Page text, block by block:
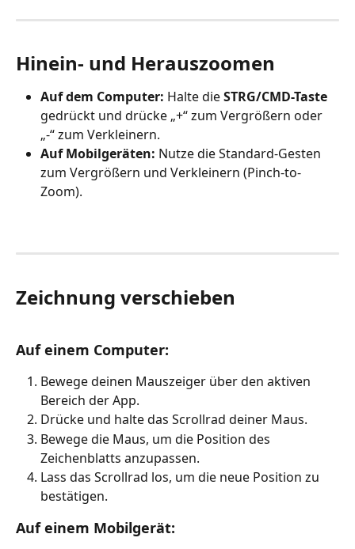
Hinein- und Herauszoomen
Auf dem Computer: Halte die STRG/CMD-Taste
gedrückt und drücke „+“ zum Vergrößern oder
„-“ zum Verkleinern.
Auf Mobilgeräten: Nutze die Standard-Gesten
zum Vergrößern und Verkleinern (Pinch-to-
Zoom).
Zeichnung verschieben
Auf einem Computer:
Bewege deinen Mauszeiger über den aktiven
Bereich der App.
Drücke und halte das Scrollrad deiner Maus.
Bewege die Maus, um die Position des
Zeichenblatts anzupassen.
Lass das Scrollrad los, um die neue Position zu
bestätigen.
Auf einem Mobilgerät: